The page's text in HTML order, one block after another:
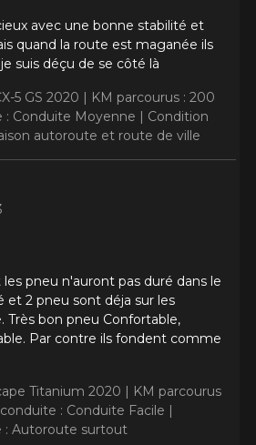
avec une bonne stabilité et
quand la route est maganée ils
suis déçu de se côté là
5 GS 2020 | KM parcourus : 200
: Conduite Moyenne | Condition
autoroute et route de ville
pneu n'auront pas duré dans le
et 2 pneu sont déja sur les
Très bon pneu Confortable,
Par contre ils fondent comme
Titanium 2020 |
KM parcourus
: Conduite Facile |
: Autoroute surtout